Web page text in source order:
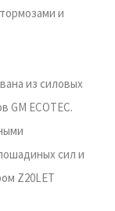
и
из силовых
GM ECOTEC.
сил и
Z20LET